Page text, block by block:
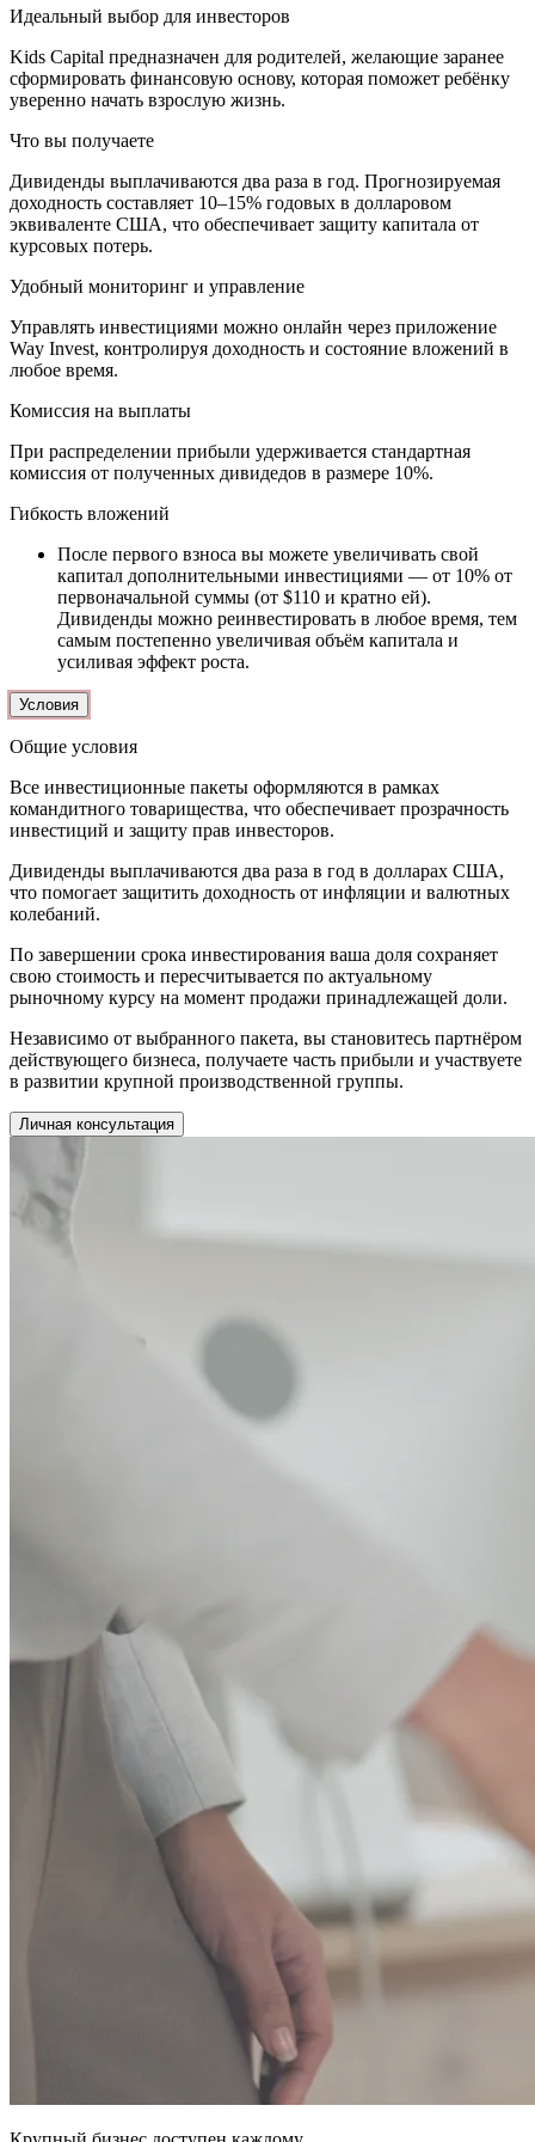
Идеальный выбор для инвесторов
Kids Capital предназначен для родителей, желающие заранее
сформировать финансовую основу, которая поможет ребёнку
уверенно начать взрослую жизнь.
Что вы получаете
Дивиденды выплачиваются два раза в год. Прогнозируемая
доходность составляет 10–15% годовых в долларовом
эквиваленте США, что обеспечивает защиту капитала от
курсовых потерь.
Удобный мониторинг и управление
Управлять инвестициями можно онлайн через приложение
Way Invest, контролируя доходность и состояние вложений в
любое время.
Комиссия на выплаты
При распределении прибыли удерживается стандартная
комиссия от полученных дивидедов в размере 10%.
Гибкость вложений
После первого взноса вы можете увеличивать свой
капитал дополнительными инвестициями — от 10% от
первоначальной суммы (от $110 и кратно ей).
Дивиденды можно реинвестировать в любое время, тем
самым постепенно увеличивая объём капитала и
усиливая эффект роста.
Условия
Общие условия
Все инвестиционные пакеты оформляются в рамках
командитного товарищества, что обеспечивает прозрачность
инвестиций и защиту прав инвесторов.
Дивиденды выплачиваются два раза в год в долларах США,
что помогает защитить доходность от инфляции и валютных
колебаний.
По завершении срока инвестирования ваша доля сохраняет
свою стоимость и пересчитывается по актуальному
рыночному курсу на момент продажи принадлежащей доли.
Независимо от выбранного пакета, вы становитесь партнёром
действующего бизнеса, получаете часть прибыли и участвуете
в развитии крупной производственной группы.
Личная консультация